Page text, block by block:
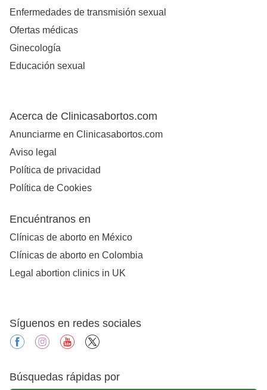
Enfermedades de transmisión sexual
Ofertas médicas
Ginecología
Educación sexual
Acerca de Clinicasabortos.com
Anunciarme en Clinicasabortos.com
Aviso legal
Política de privacidad
Política de Cookies
Encuéntranos en
Clínicas de aborto en México
Clínicas de aborto en Colombia
Legal abortion clinics in UK
Síguenos en redes sociales
facebookinstagramyoutube
Búsquedas rápidas por